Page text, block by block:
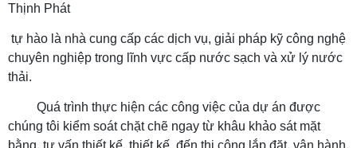
Thịnh Phát
tự hào là nhà cung cấp các dịch vụ, giải pháp kỹ công nghệ
chuyên nghiệp trong lĩnh vực cấp nước sạch và xử lý nước
thải.
Quá trình thực hiện các công việc của dự án được
chúng tôi kiểm soát chặt chẽ ngay từ khâu khảo sát mặt
bằng, tư vấn thiết kế, thiết kế đến thi công lắp đặt, vận hành,